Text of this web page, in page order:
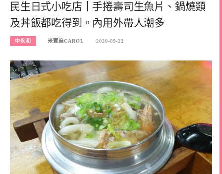
民生日式小吃店┃手捲壽司生魚片、鍋燒類
及丼飯都吃得到。內用外帶人潮多
中永和 米寶麻CAROL 2020-09-22